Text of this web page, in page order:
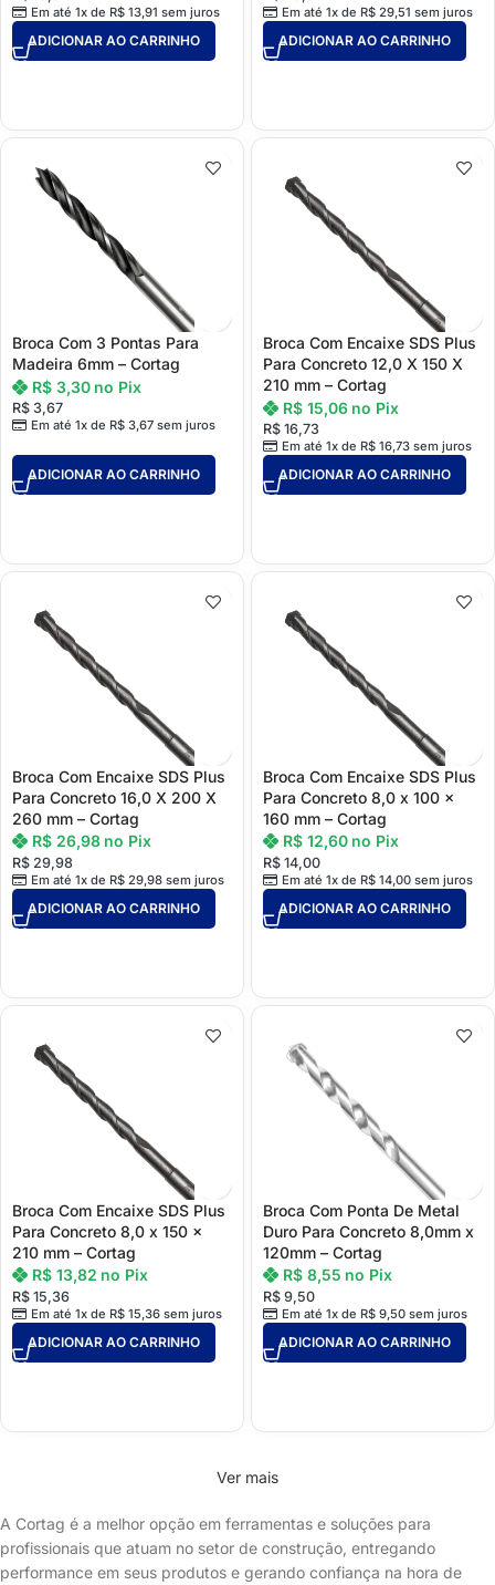
Em até 1x de R$13,91 sem juros
ADICIONAR AO CARRINHO
Em até 1x de R$29,51 sem juros
ADICIONAR AO CARRINHO
Broca Com 3 Pontas Para
Madeira 6mm – Cortag
R$ 3,67
Em até 1x de R$3,67sem juros
R$3,30 no Pix
ADICIONAR AO CARRINHO
Broca Com Encaixe SDS Plus
Para Concreto 12,0 X 150 X
210 mm – Cortag
R$ 16,73
Em até 1x de R$16,73sem juros
R$15,06 no Pix
ADICIONAR AO CARRINHO
Broca Com Encaixe SDS Plus
Para Concreto 16,0 X 200 X
260 mm – Cortag
R$ 29,98
Em até 1x de R$29,98sem juros
R$26,98 no Pix
ADICIONAR AO CARRINHO
Broca Com Encaixe SDS Plus
Para Concreto 8,0 x 100 x
160 mm – Cortag
R$ 14,00
Em até 1x de R$14,00sem juros
R$12,60 no Pix
ADICIONAR AO CARRINHO
Broca Com Encaixe SDS Plus
Para Concreto 8,0 x 150 x
210 mm – Cortag
R$ 15,36
Em até 1x de R$15,36sem juros
R$13,82 no Pix
ADICIONAR AO CARRINHO
Broca Com Ponta De Metal
Duro Para Concreto 8,0mm x
120mm – Cortag
R$ 9,50
Em até 1x de R$9,50sem juros
R$8,55 no Pix
ADICIONAR AO CARRINHO
Ver mais
A Cortag é a melhor opção em ferramentas e soluções para
profissionais que atuam no setor de construção, entregando
performance em seus produtos e gerando confiança na hora de